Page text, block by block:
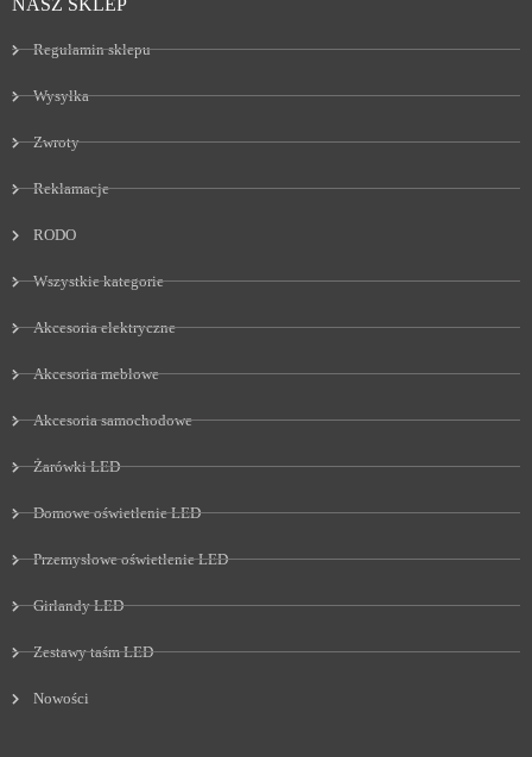
NASZ SKLEP
Regulamin sklepu
Wysyłka
Zwroty
Reklamacje
RODO
Wszystkie kategorie
Akcesoria elektryczne
Akcesoria meblowe
Akcesoria samochodowe
Żarówki LED
Domowe oświetlenie LED
Przemysłowe oświetlenie LED
Girlandy LED
Zestawy taśm LED
Nowości